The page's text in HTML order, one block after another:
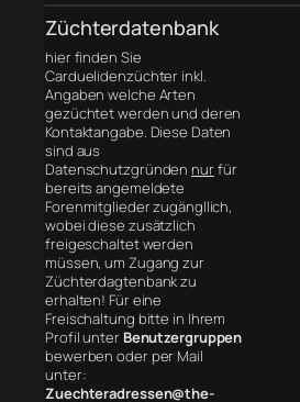
Züchterdatenbank
hier finden Sie
Carduelidenzüchter inkl.
Angaben welche Arten
gezüchtet werden und deren
Kontaktangabe. Diese Daten
sind aus
Datenschutzgründen nurfür
bereits angemeldete
Forenmitglieder zugängllich,
wobei diese zusätzlich
freigeschaltet werden
müssen, um Zugang zur
Züchterdagtenbank zu
erhalten! Für eine
Freischaltung bitte in Ihrem
Profil unter Benutzergruppen
bewerben oder per Mail
unter:
Zuechteradressen@the-